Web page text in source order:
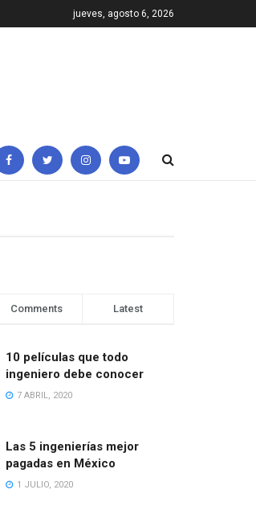
jueves, agosto 6, 2026
Comments Latest
10 películas que todo
ingeniero debe conocer
7 ABRIL, 2020
Las 5 ingenierías mejor
pagadas en México
1 JULIO, 2020